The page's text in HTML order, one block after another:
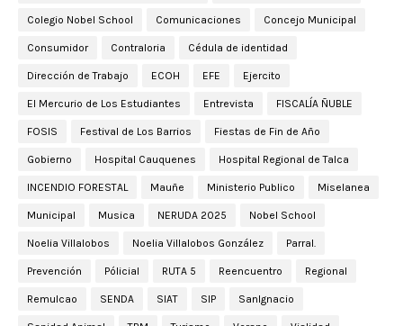
Colegio Nobel School Comunicaciones Concejo Municipal
Consumidor Contraloria Cédula de identidad
Dirección de Trabajo ECOH EFE Ejercito
El Mercurio de Los Estudiantes Entrevista FISCALÍA ÑUBLE
FOSIS Festival de Los Barrios Fiestas de Fin de Año
Gobierno Hospital Cauquenes Hospital Regional de Talca
INCENDIO FORESTAL Mauñe Ministerio Publico Miselanea
Municipal Musica NERUDA 2025 Nobel School
Noelia Villalobos Noelia Villalobos González Parral.
Prevención Pólicial RUTA 5 Reencuentro Regional
Remulcao SENDA SIAT SIP SanIgnacio